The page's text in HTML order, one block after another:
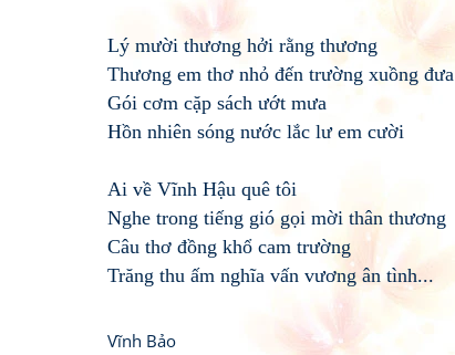
Lý mười thương hởi rằng thương
Thương em thơ nhỏ đến trường xuồng đưa
Gói cơm cặp sách ướt mưa
Hồn nhiên sóng nước lắc lư em cười
Ai về Vĩnh Hậu quê tôi
Nghe trong tiếng gió gọi mời thân thương
Câu thơ đồng khổ cam trường
Trăng thu ấm nghĩa vấn vương ân tình...
Vĩnh Bảo